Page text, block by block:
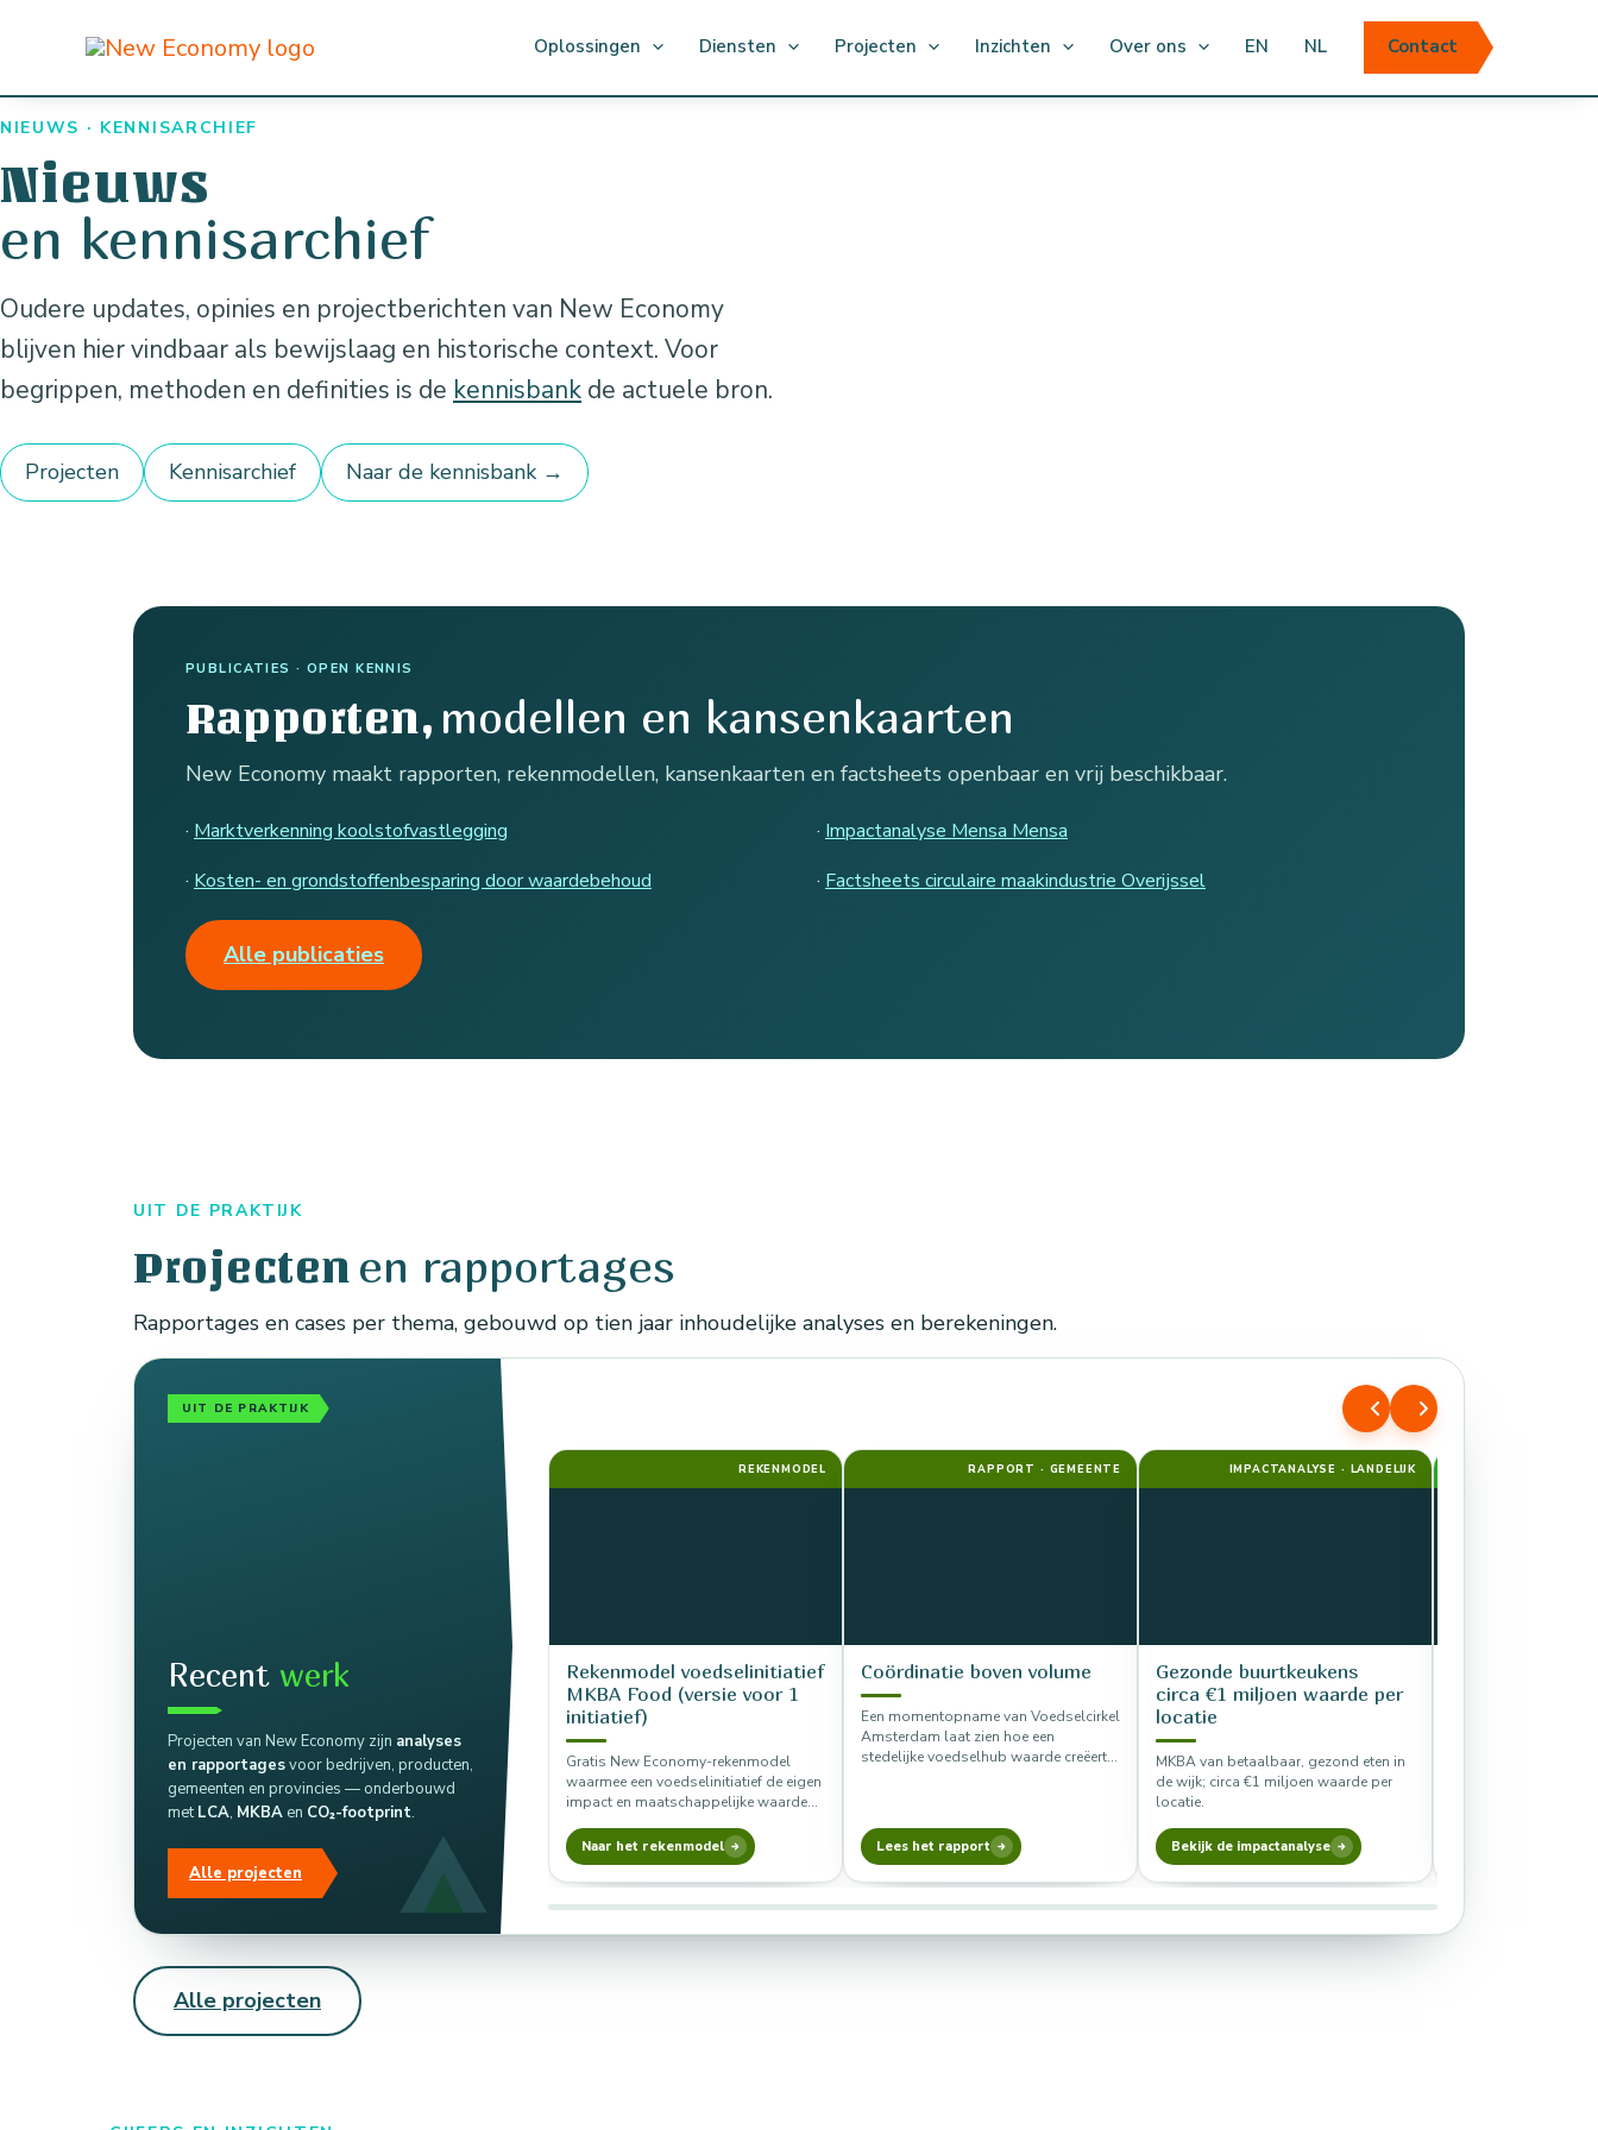
de
inhoud
Oplossingen Diensten Projecten Inzichten Over ons EN NL Contact
NIEUWS · KENNISARCHIEF
Nieuws
en kennisarchief
Oudere updates, opinies en projectberichten van New Economy
blijven hier vindbaar als bewijslaag en historische context. Voor
begrippen, methoden en definities is de kennisbank de actuele bron.
Projecten Kennisarchief Naar de kennisbank →
PUBLICATIES · OPEN KENNIS
Rapporten, modellen en kansenkaarten
New Economy maakt rapporten, rekenmodellen, kansenkaarten en factsheets openbaar en vrij beschikbaar.
· Marktverkenning koolstofvastlegging · Impactanalyse Mensa Mensa
· Kosten- en grondstoffenbesparing door waardebehoud · Factsheets circulaire maakindustrie Overijssel
Alle publicaties
UIT DE PRAKTIJK
Projecten en rapportages
Rapportages en cases per thema, gebouwd op tien jaar inhoudelijke analyses en berekeningen.
UIT DE PRAKTIJK
Recent werk
Projecten van New Economy zijn analyses
en rapportagesvoor bedrijven, producten,
gemeenten en provincies — onderbouwd
met LCA, MKBA en CO₂-footprint.
Alle projecten
REKENMODEL
Rekenmodel voedselinitiatief
MKBA Food (versie voor 1
initiatief)
Gratis New Economy-rekenmodel
waarmee een voedselinitiatief de eigen
impact en maatschappelijke waarde
of Google…
Naar het rekenmodel
RAPPORT · GEMEENTE
Coördinatie boven volume
Een momentopname van Voedselcirkel
Amsterdam laat zien hoe een
stedelijke voedselhub waarde creëert
Lees het rapport
IMPACTANALYSE · LANDELIJK
Gezonde buurtkeukens
circa €1 miljoen waarde per
locatie
MKBA van betaalbaar, gezond eten in
de wijk; circa €1 miljoen waarde per
locatie.
Bekijk de impactanalyse
Alle projecten